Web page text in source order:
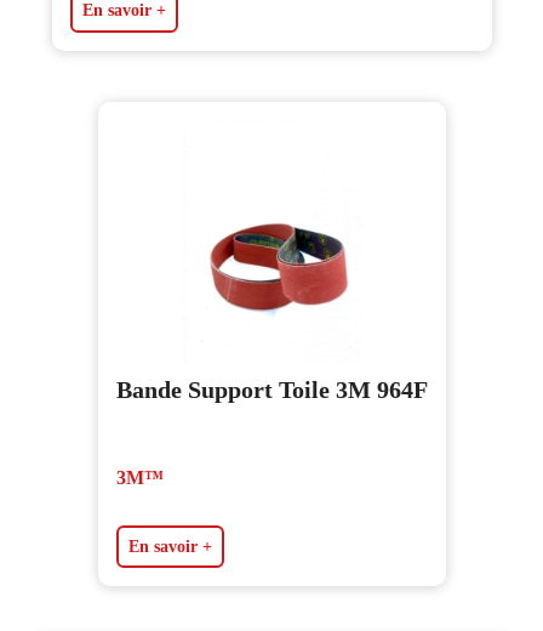
En savoir +
Bande Support Toile 3M 964F
3M™
En savoir +